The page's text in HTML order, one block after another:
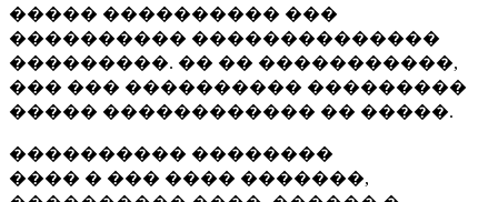
����� ���������� ���
���������� ��������������
���������. �� �� �����������,
��� ��� ���������� ���������
����� ������������ �� �����.
���������� ��������
���� � ��� ���� �������,